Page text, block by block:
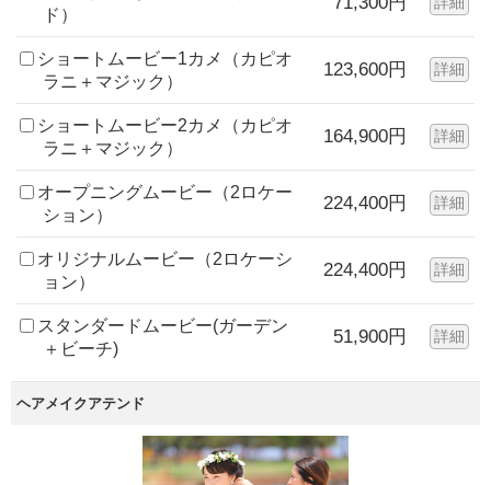
ド）
ショートムービー1カメ（カピオ
ラニ＋マジック）
123,600円 詳細
ショートムービー2カメ（カピオ
ラニ＋マジック）
164,900円 詳細
オープニングムービー（2ロケー
ション）
224,400円 詳細
オリジナルムービー（2ロケーシ
ョン）
224,400円 詳細
スタンダードムービー(ガーデン
＋ビーチ)
51,900円 詳細
ヘアメイクアテンド